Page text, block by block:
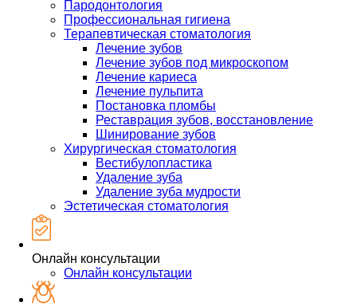
Пародонтология
Профессиональная гигиена
Терапевтическая стоматология
Лечение зубов
Лечение зубов под микроскопом
Лечение кариеса
Лечение пульпита
Постановка пломбы
Реставрация зубов, восстановление
Шинирование зубов
Хирургическая стоматология
Вестибулопластика
Удаление зуба
Удаление зуба мудрости
Эстетическая стоматология
Онлайн консультации
Онлайн консультации